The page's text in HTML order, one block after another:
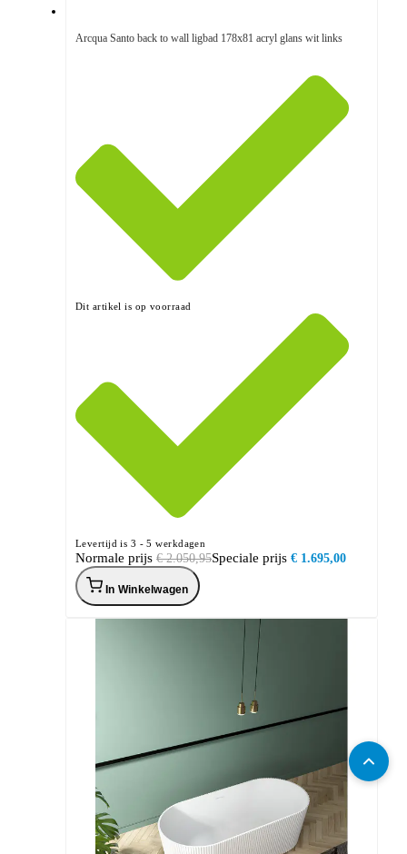
Arcqua Santo back to wall ligbad 178x81 acryl glans wit links
Dit artikel is op voorraad
Levertijd is 3 - 5 werkdagen
Speciale prijs € 1.695,00
Normale prijs € 2.050,95
In Winkelwagen